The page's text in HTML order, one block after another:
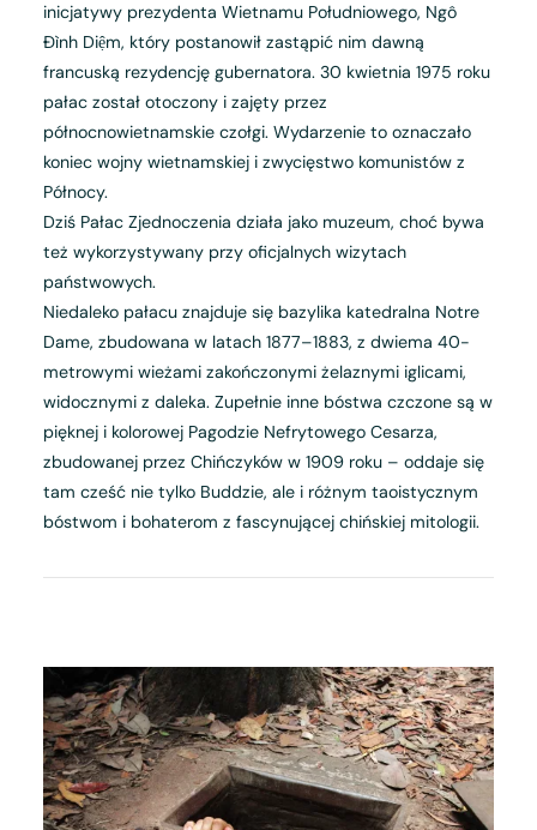
inicjatywy prezydenta Wietnamu Południowego, Ngô
Đình Diệm, który postanowił zastąpić nim dawną
francuską rezydencję gubernatora. 30 kwietnia 1975 roku
pałac został otoczony i zajęty przez
północnowietnamskie czołgi. Wydarzenie to oznaczało
koniec wojny wietnamskiej i zwycięstwo komunistów z
Północy.
Dziś Pałac Zjednoczenia działa jako muzeum, choć bywa
też wykorzystywany przy oficjalnych wizytach
państwowych.
Niedaleko pałacu znajduje się bazylika katedralna Notre
Dame, zbudowana w latach 1877–1883, z dwiema 40-
metrowymi wieżami zakończonymi żelaznymi iglicami,
widocznymi z daleka. Zupełnie inne bóstwa czczone są w
pięknej i kolorowej Pagodzie Nefrytowego Cesarza,
zbudowanej przez Chińczyków w 1909 roku – oddaje się
tam cześć nie tylko Buddzie, ale i różnym taoistycznym
bóstwom i bohaterom z fascynującej chińskiej mitologii.